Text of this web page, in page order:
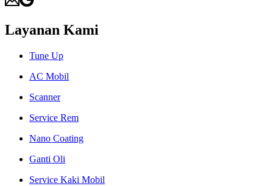
Layanan Kami
Tune Up
AC Mobil
Scanner
Service Rem
Nano Coating
Ganti Oli
Service Kaki Mobil